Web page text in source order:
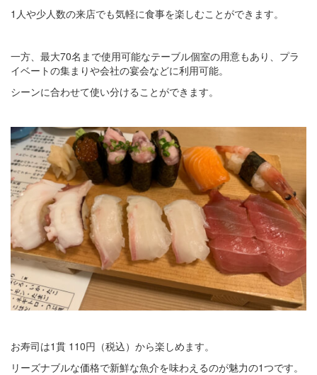
1人や少人数の来店でも気軽に食事を楽しむことができます。
一方、最大70名まで使用可能なテーブル個室の用意もあり、プラ
イベートの集まりや会社の宴会などに利用可能。
シーンに合わせて使い分けることができます。
お寿司は1貫 110円（税込）から楽しめます。
リーズナブルな価格で新鮮な魚介を味わえるのが魅力の1つです。